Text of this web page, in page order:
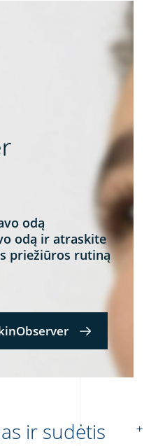
odą
odą ir atraskite
priežiūros rutiną
ir sudėtis